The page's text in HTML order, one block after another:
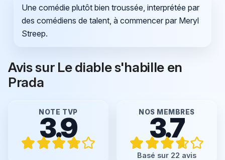
Une comédie plutôt bien troussée, interprétée par
des comédiens de talent, à commencer par Meryl
Streep.
Avis sur Le diable s'habille en
Prada
NOTE TVP
3.9 NOS MEMBRES
3.7
Basé sur 22 avis